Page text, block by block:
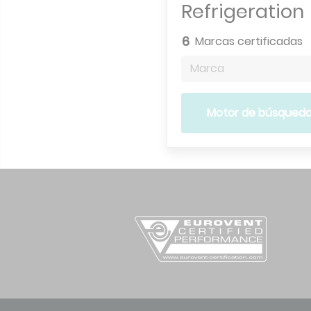
Refrigeration
6 Marcas certificadas
Marca
Motor de